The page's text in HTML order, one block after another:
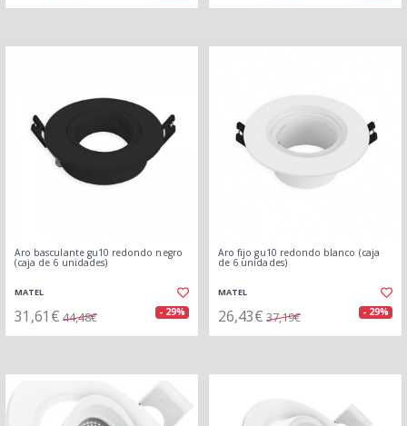
Aro basculante gu10 redondo negro
(caja de 6 unidades)
MATEL
31,61€ 44,48€ - 29%
Aro fijo gu10 redondo blanco (caja
de 6 unidades)
MATEL
26,43€ 37,19€ - 29%